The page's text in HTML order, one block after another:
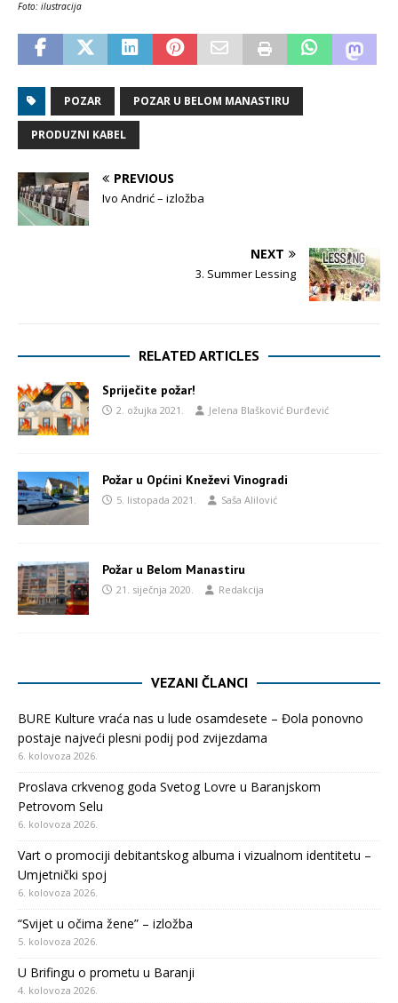
Foto: ilustracija
POZAR POZAR U BELOM MANASTIRU
PRODUZNI KABEL
PREVIOUS
Ivo Andrić – izložba
NEXT
3. Summer Lessing
RELATED ARTICLES
Spriječite požar!
2. ožujka 2021. Jelena Blašković Đurđević
Požar u Općini Kneževi Vinogradi
5. listopada 2021. Saša Alilović
Požar u Belom Manastiru
21. siječnja 2020. Redakcija
VEZANI ČLANCI
BURE Kulture vraća nas u lude osamdesete – Đola ponovno
postaje najveći plesni podij pod zvijezdama
6. kolovoza 2026.
Proslava crkvenog goda Svetog Lovre u Baranjskom
Petrovom Selu
6. kolovoza 2026.
Vart o promociji debitantskog albuma i vizualnom identitetu –
Umjetnički spoj
6. kolovoza 2026.
“Svijet u očima žene” – izložba
5. kolovoza 2026.
U Brifingu o prometu u Baranji
4. kolovoza 2026.